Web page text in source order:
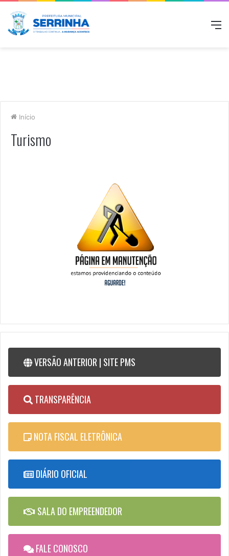
Início
Turismo
VERSÃO ANTERIOR | SITE PMS
TRANSPARÊNCIA
NOTA FISCAL ELETRÔNICA
DIÁRIO OFICIAL
SALA DO EMPREENDEDOR
FALE CONOSCO